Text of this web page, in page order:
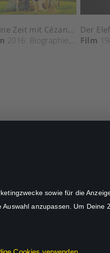
sowie für die
anzupassen. Um
Meine Zeit mit Cézanne
2016 Biographie, Drama
Der
Film